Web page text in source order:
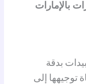
بالإمارات
بدقة
توجيهها إلى